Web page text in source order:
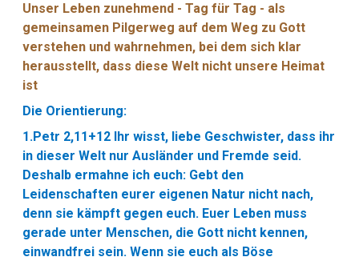
Unser Leben zunehmend - Tag für Tag - als
gemeinsamen Pilgerweg auf dem Weg zu Gott
verstehen und wahrnehmen, bei dem sich klar
herausstellt, dass diese Welt nicht unsere Heimat
ist
Die Orientierung:
1.Petr 2,11+12 Ihr wisst, liebe Geschwister, dass ihr
in dieser Welt nur Ausländer und Fremde seid.
Deshalb ermahne ich euch: Gebt den
Leidenschaften eurer eigenen Natur nicht nach,
denn sie kämpft gegen euch. Euer Leben muss
gerade unter Menschen, die Gott nicht kennen,
einwandfrei sein. Wenn sie euch als Böse